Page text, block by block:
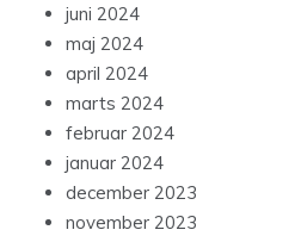
juni 2024
maj 2024
april 2024
marts 2024
februar 2024
januar 2024
december 2023
november 2023